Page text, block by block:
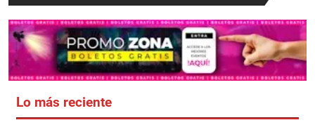
Lo más reciente